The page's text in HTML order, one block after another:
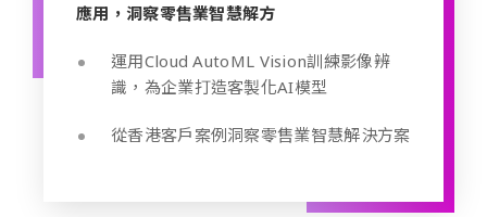
應用，洞察零售業智慧解方
運用Cloud AutoML Vision訓練影像辨
識，為企業打造客製化AI模型
從香港客戶案例洞察零售業智慧解決方案